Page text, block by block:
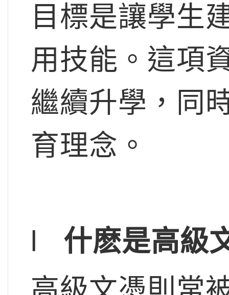
目標是讓學生
用技能。這項
繼續升學，同
育理念。
l 什麽是高級